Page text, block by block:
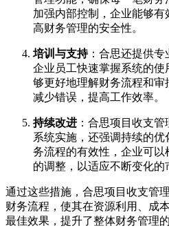
加强内部控制，企业能够
高财务管理的安全性。
培训与支持：合思还提供专
企业员工快速掌握系统的
够更好地理解财务流程和
减少错误，提高工作效率。
持续改进 ：合思项目收支
系统实施，还强调持续的
务流程的有效性，企业可
的调整，以适应不断变化的
通过这些措施，合思项目收支管
财务流程，使其在资源利用、成
最佳效果，提升了整体财务管理的